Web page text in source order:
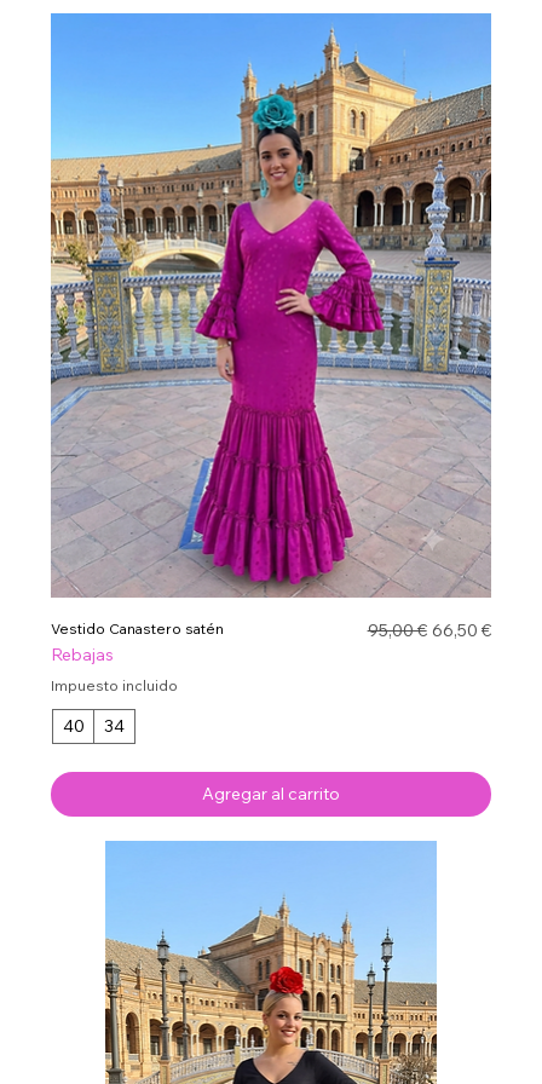
Vestido Canastero satén Precio
95,00 € Precio de
66,50 €
Rebajas
Impuesto incluido
40 34
Agregar al carrito